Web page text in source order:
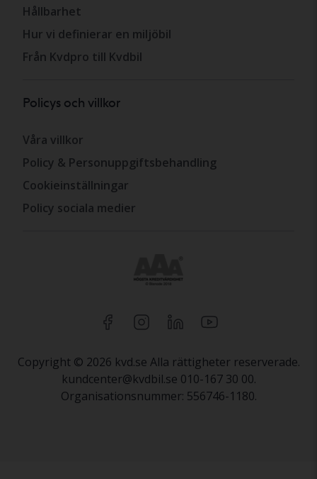
Hållbarhet
Hur vi definierar en miljöbil
Från Kvdpro till Kvdbil
Policys och villkor
Våra villkor
Policy & Personuppgiftsbehandling
Cookieinställningar
Policy sociala medier
Copyright © 2026 kvd.se Alla rättigheter reserverade.
kundcenter@kvdbil.se 010-167 30 00.
Organisationsnummer: 556746-1180.